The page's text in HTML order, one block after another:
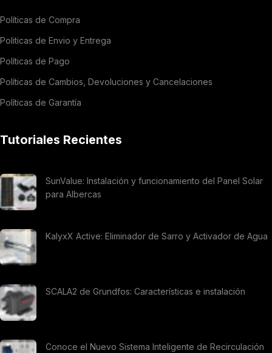
Políticas de Compra
Politicas de Envio y Entrega
Políticas de Pago
Políticas de Cambios, Devoluciones y Cancelaciones
Políticas de Garantía
Tutoriales Recientes
SunValue: Instalación y funcionamiento del Panel Solar
para Albercas
KalyxX Active: Eliminador de Sarro y Activador de Agua
SCALA2 de Grundfos: Características e instalación
Conoce el Nuevo Sistema Inteligente de Recirculación